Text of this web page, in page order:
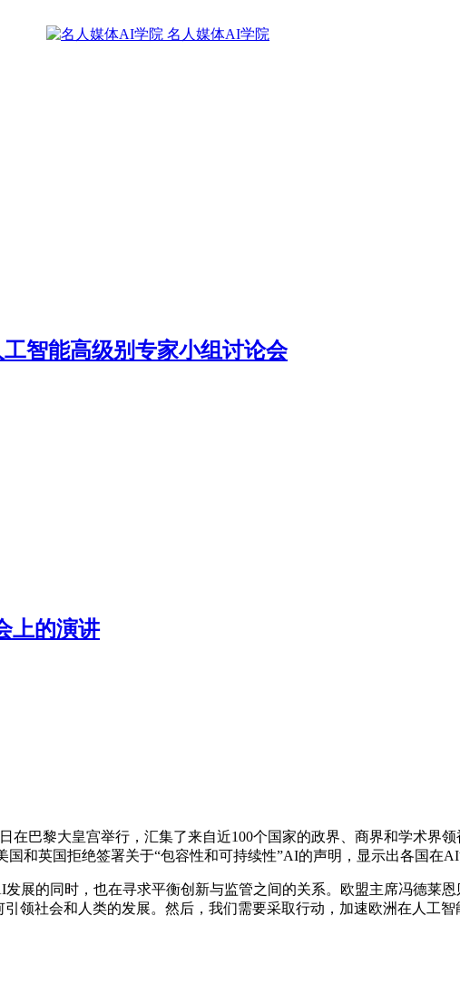
名人媒体AI学院
智能高级别专家小组讨论会
上的演讲
在巴黎大皇宫举行，汇集了来自近100个国家的政界、商界和学术界
和英国拒绝签署关于“包容性和可持续性”AI的声明，显示出各国在AI
展的同时，也在寻求平衡创新与监管之间的关系。欧盟主席冯德莱
领社会和人类的发展。然后，我们需要采取行动，加速欧洲在人工智